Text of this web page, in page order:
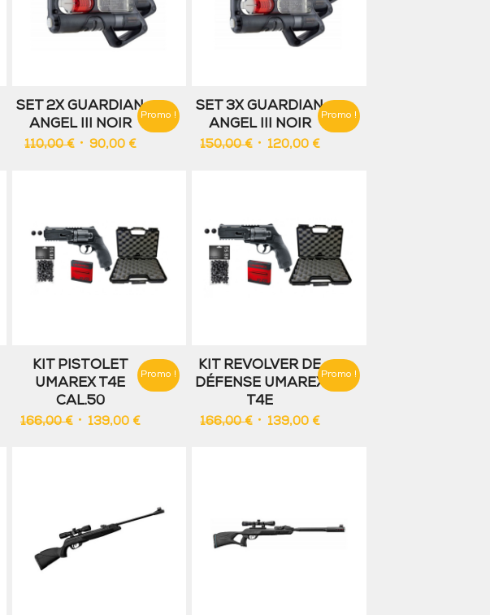
SET 2X GUARDIAN
ANGEL III NOIR
110,00€ Le90,00 €Le
Promo !
SET 3X GUARDIAN
ANGEL III NOIR
150,00€ Le
150,00 €.
120,00 €Le
Promo !
KIT PISTOLET
UMAREX T4E
CAL.50
166,00€ Le139,00 €Le
Promo !
KIT REVOLVER DE
DÉFENSE UMAREX
T4E
166,00€ Le139,00 €Le
Promo !